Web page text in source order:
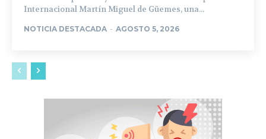
Internacional Martín Miguel de Güemes, una...
NOTICIA DESTACADA - AGOSTO 5, 2026